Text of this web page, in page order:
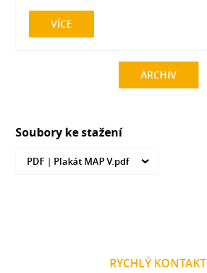
VÍCE
ARCHIV
Soubory ke stažení
PDF | Plakát MAP V.pdf
RYCHLÝ KONTAKT